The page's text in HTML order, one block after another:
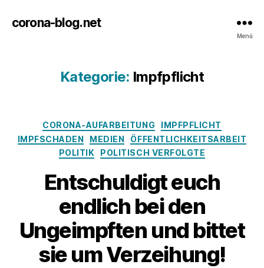
corona-blog.net
Menü
Kategorie: Impfpflicht
Kategorien
CORONA-AUFARBEITUNG
IMPFPFLICHT
IMPFSCHADEN
MEDIEN
ÖFFENTLICHKEITSARBEIT
POLITIK
POLITISCH VERFOLGTE
Entschuldigt euch
endlich bei den
Ungeimpften und bittet
sie um Verzeihung!